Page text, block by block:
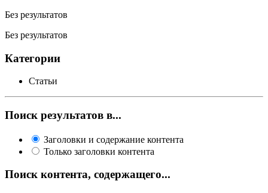
Без результатов
Без результатов
Категории
Статьи
Поиск результатов в...
Заголовки и содержание контента
Только заголовки контента
Поиск контента, содержащего...